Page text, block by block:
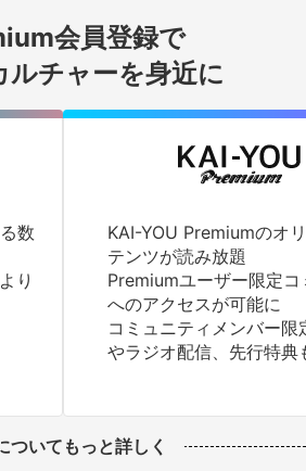
ログインする
会員登録で
ルチャーを身近に
数
り
KAI-YOU Premiumのオ
テンツが読み放題
Premiumユーザー限定コ
へのアクセスが可能に
コミュニティメンバー限
やラジオ配信、先行特典
ついてもっと詳しく